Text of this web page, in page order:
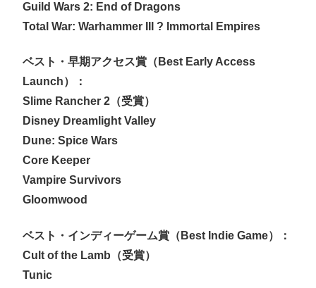
Guild Wars 2: End of Dragons
Total War: Warhammer III ? Immortal Empires
ベスト・早期アクセス賞（Best Early Access
Launch）：
Slime Rancher 2（受賞）
Disney Dreamlight Valley
Dune: Spice Wars
Core Keeper
Vampire Survivors
Gloomwood
ベスト・インディーゲーム賞（Best Indie Game）：
Cult of the Lamb（受賞）
Tunic